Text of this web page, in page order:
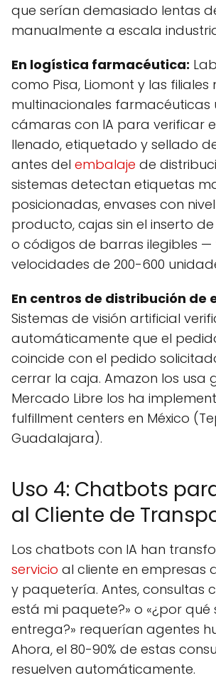
que serían demasiado lentas
manualmente a escala
En logística farmacéutica:
como Pisa, Liomont y las filiales
multinacionales farmacéuticas
cámaras con IA para verificar
llenado, etiquetado y sellado
antes del embalaje de
sistemas detectan etiquetas
posicionadas, envases con
producto, cajas sin el inserto
o códigos de barras ilegibles
velocidades de 200-600
En centros de distribución de
Sistemas de visión artificial
automáticamente que el
coincide con el pedido
cerrar la caja. Amazon los usa
Mercado Libre los ha
fulfillment centers en México
Guadalajara).
Uso 4: Chatbots
al Cliente de
Los chatbots con IA han
servicio al cliente en empresas
y paquetería. Antes, consultas
está mi paquete?» o «¿por qué
entrega?» requerían agentes
Ahora, el 80-90% de estas
resuelven automáticamente.